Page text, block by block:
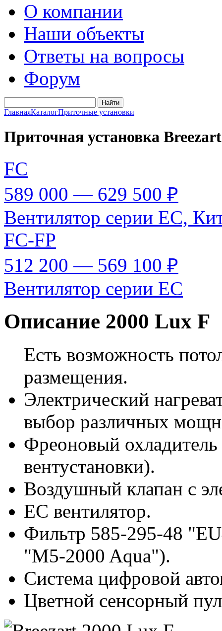
О компании
Наши объекты
Ответы на вопросы
Форум
ГлавнаяКаталогПриточные установки
Приточная установка
FC
589 000 — 629 500 ₽
Вентилятор серии EC,
FC-FP
512 200 — 569 100 ₽
Вентилятор серии EC
Описание 2000 Lux F
Есть возможность
размещения.
Электрический
выбор различных
Фреоновый
вентустановки).
Воздушный клапан с
ЕС вентилятор.
Фильтр 585-295-48
"M5-2000 Aqua").
Система цифровой
Цветной сенсорный